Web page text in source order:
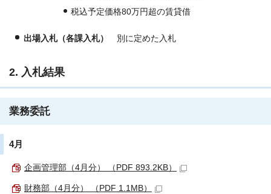
税込予定価格80万円超の賃貸借
出場入札（各課入札） 別に定めた入札
2. 入札結果
業務委託
4月
企画管理部（4月分） （PDF 893.2KB）
財務部（4月分） （PDF 1.1MB）